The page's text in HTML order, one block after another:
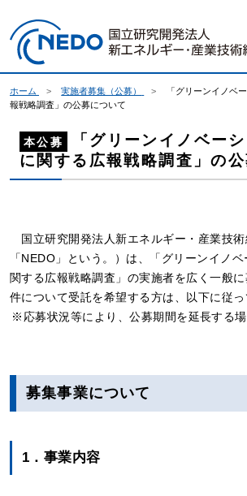
ホーム 実施者募集（公募）
「グリーンイノベ
報戦略調査」の公募について
本公募
「グリーンイノベー
に関する広報戦略調査」の
国立研究開発法人新エネルギー・産業技
「NEDO」という。）は、「グリーンイノ
関する広報戦略調査」の実施者を広く一般
件について受託を希望する方は、以下に従っ
応募状況等により、公募期間を延長する場
募集事業について
1．事業内容